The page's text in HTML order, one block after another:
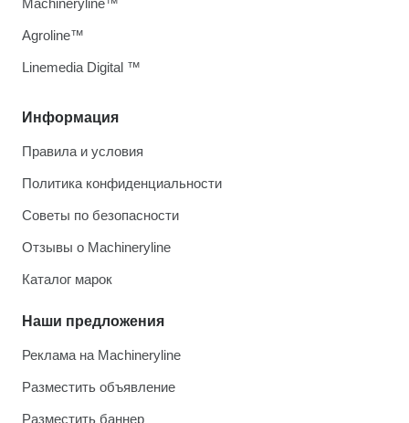
Информация
Правила и условия
Политика конфиденциальности
Советы по безопасности
Отзывы о Machineryline
Каталог марок
Наши предложения
Реклама на Machineryline
Разместить объявление
Разместить баннер
Machineryline™
Agroline™
Linemedia Digital ™